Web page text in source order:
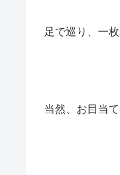
足で巡り、一
当然、お目当